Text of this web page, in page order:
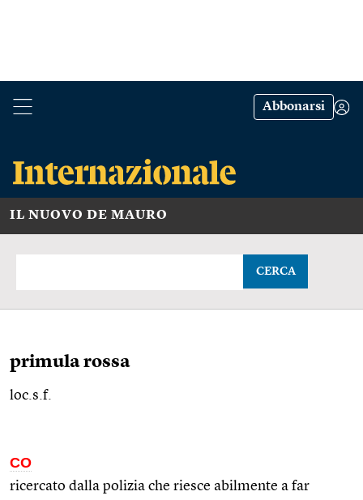
Abbonarsi
IL NUOVO DE MAURO
CERCA
primula rossa
loc.s.f.
CO
ricercato dalla polizia che riesce abilmente a far